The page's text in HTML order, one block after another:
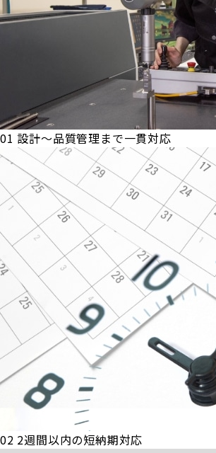
01 設計～品質管理まで一貫対応
02 2週間以内の短納期対応